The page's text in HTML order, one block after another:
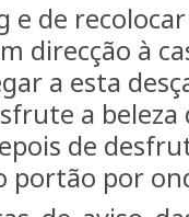
de
direcção à
a esta
a beleza
de
portão por